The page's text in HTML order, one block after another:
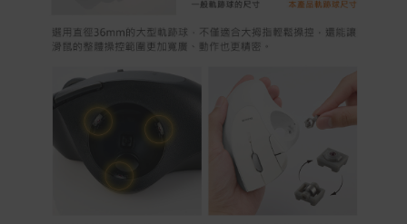
rranties
非Acer旗下品牌商品保固依各商品和之廠商有所不同，詳
情請參考商品說明。
如有相關保固問題以及售後服務問題，您可以透過專線或
服務信箱聯繫客服。
付款方式
本網站提供以下付款方式：